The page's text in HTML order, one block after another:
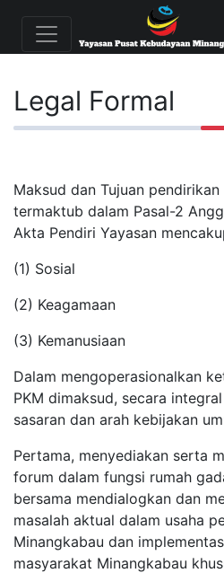
Legal Formal
Maksud dan Tujuan pendirikan
termaktub dalam Pasal-2
Akta Pendiri Yayasan
(1) Sosial
(2) Keagamaan
(3) Kemanusiaan
Dalam mengoperasionalkan
PKM dimaksud, secara
sasaran dan arah kebijakan
Pertama, menyediakan serta
forum dalam fungsi rumah
bersama mendialogkan dan
masalah aktual dalam usaha
Minangkabau dan
masyarakat Minangkabau